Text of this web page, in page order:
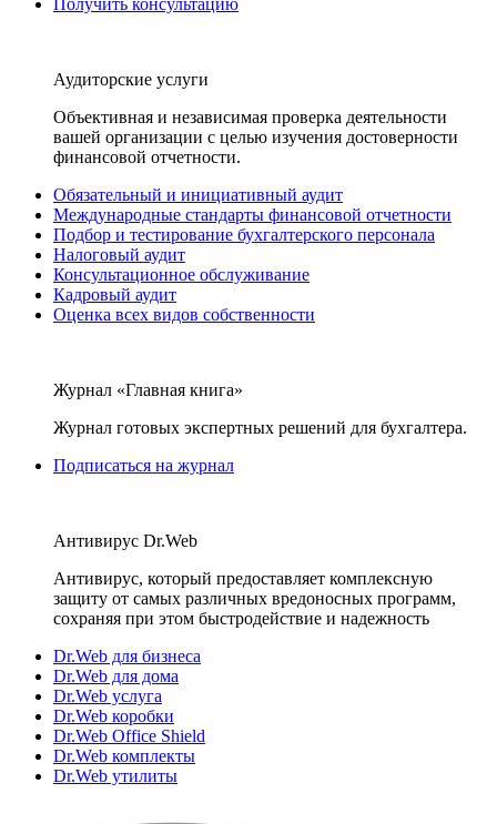
Получить консультацию
Аудиторские услуги
Объективная и независимая проверка деятельности
вашей организации с целью изучения достоверности
финансовой отчетности.
Обязательный и инициативный аудит
Международные стандарты финансовой отчетности
Подбор и тестирование бухгалтерского персонала
Налоговый аудит
Консультационное обслуживание
Кадровый аудит
Оценка всех видов собственности
Журнал «Главная книга»
Журнал готовых экспертных решений для бухгалтера.
Подписаться на журнал
Антивирус Dr.Web
Антивирус, который предоставляет комплексную
защиту от самых различных вредоносных программ,
сохраняя при этом быстродействие и надежность
Dr.Web для бизнеса
Dr.Web для дома
Dr.Web услуга
Dr.Web коробки
Dr.Web Office Shield
Dr.Web комплекты
Dr.Web утилиты